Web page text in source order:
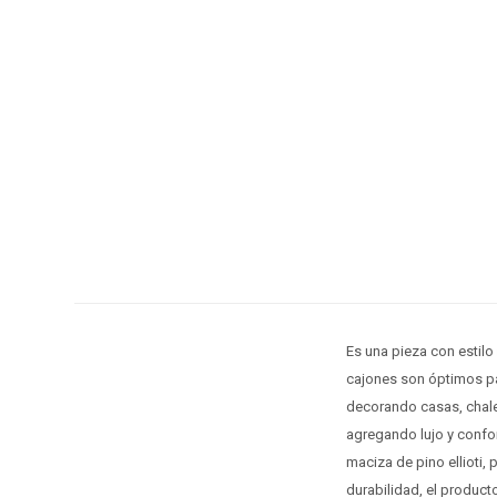
Es una pieza con
cajones son óptimos
decorando casas,
agregando lujo y
maciza de pino ellioti,
durabilidad, el